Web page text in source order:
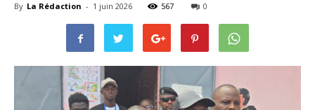
By La Rédaction - 1 juin 2026 567 0